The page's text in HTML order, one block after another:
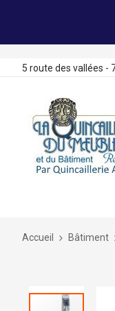
5 route des vallées -
Accueil Bâtiment
Skip